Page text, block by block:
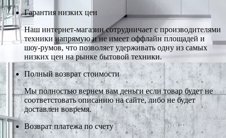
Гарантия низких цен
Наш интернет-магазин сотрудничает с производителями
техники напрямую и не имеет оффлайн площадей и
шоу-румов, что позволяет удерживать одну из самых
низких цен на рынке бытовой техники.
Полный возврат стоимости
Мы полностью вернем вам деньги если товар будет не
соответстовать описанию на сайте, либо не будет
доставлен вовремя.
Возврат платежа по счету